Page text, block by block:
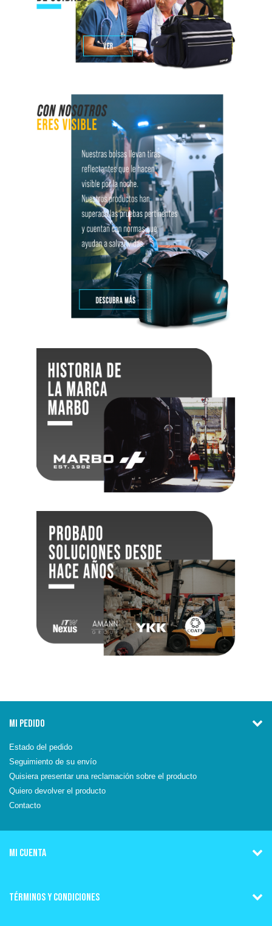
MI PEDIDO
Estado del pedido
Seguimiento de su envío
Quisiera presentar una reclamación sobre el producto
Quiero devolver el producto
Contacto
MI CUENTA
TÉRMINOS Y CONDICIONES